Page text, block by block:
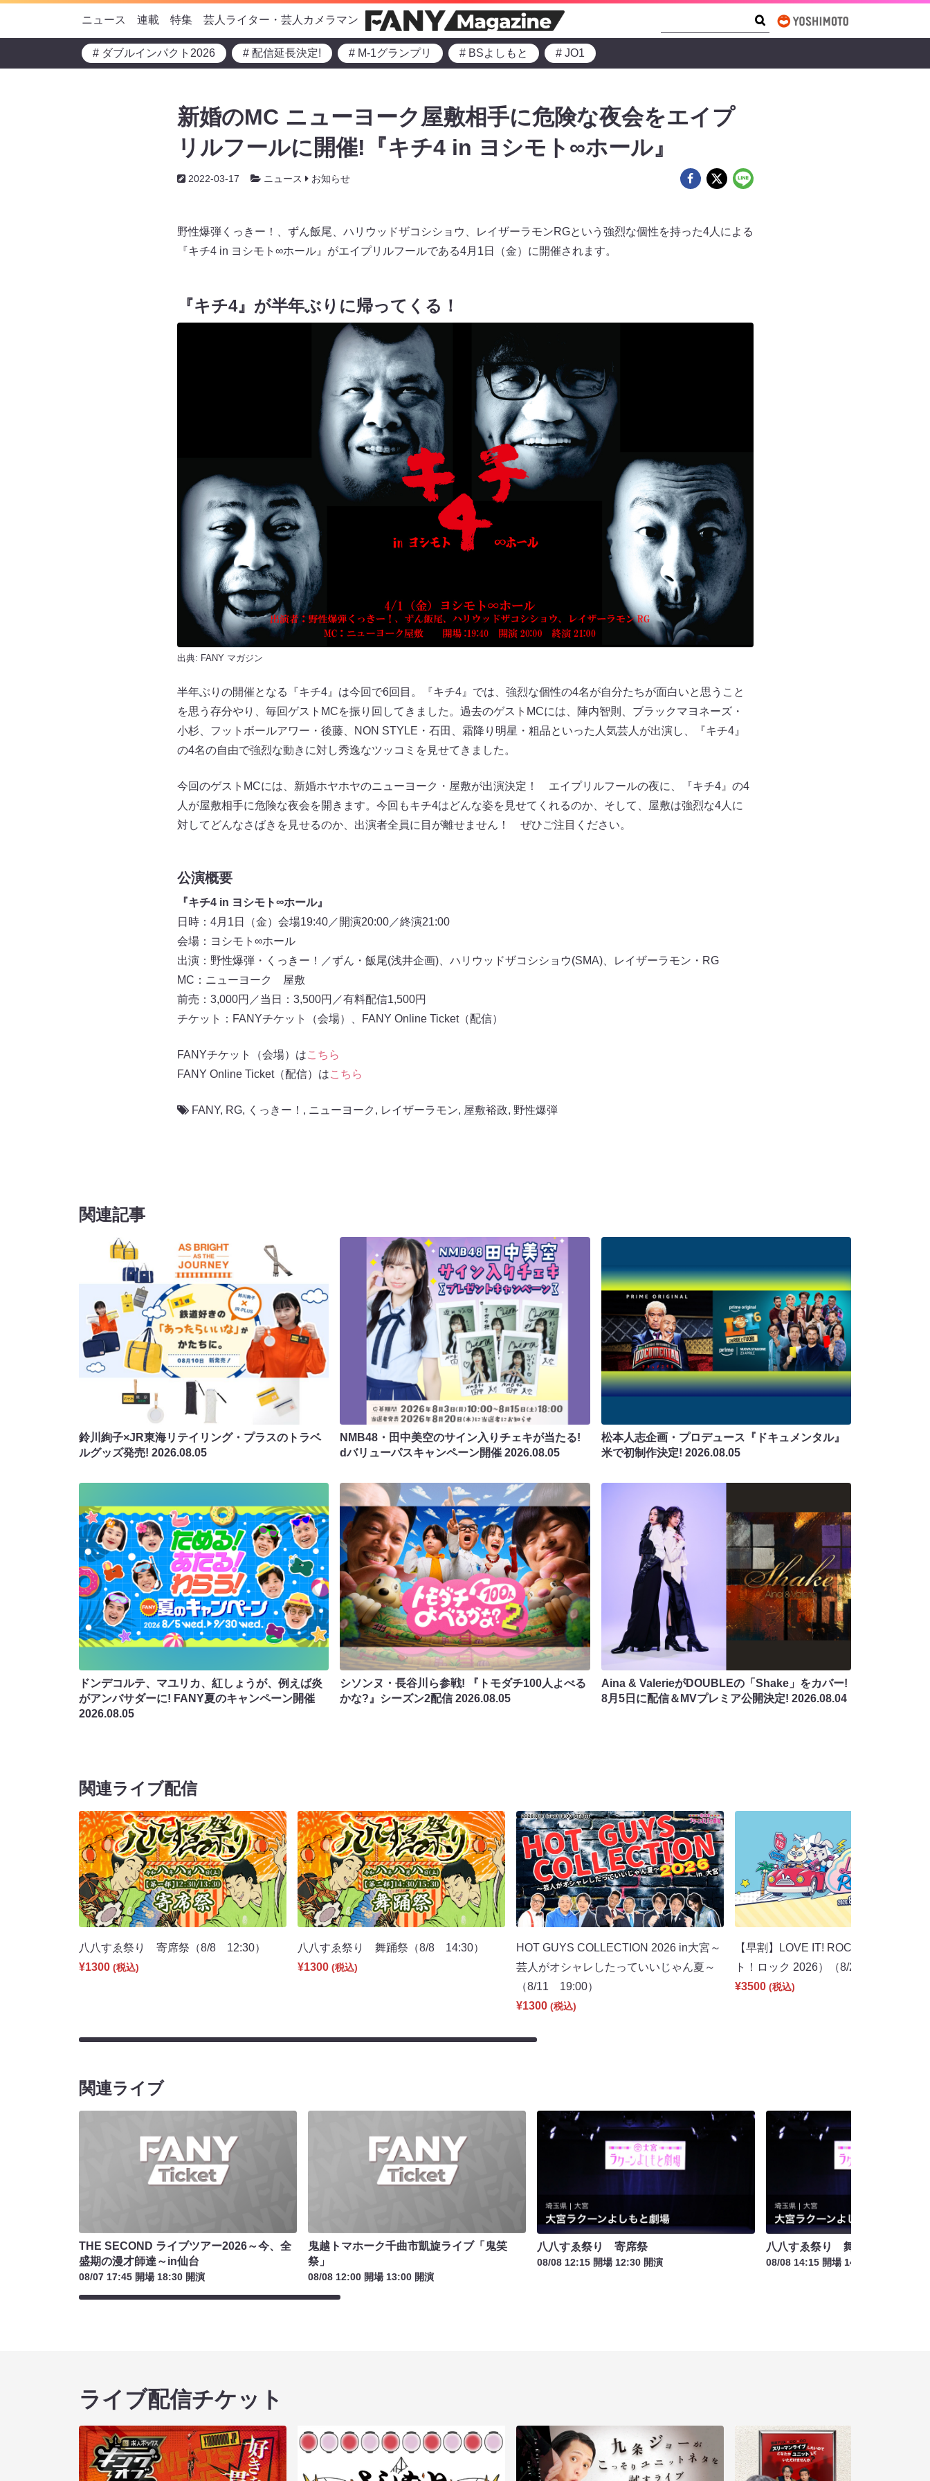
ニュース 連載 特集 芸人ライター・芸人カメラマン
# ダブルインパクト2026 # 配信延長決定! # M-1グランプリ # BSよしもと # JO1
新婚のMC ニューヨーク屋敷相手に危険な夜会をエイプ
リルフールに開催!『キチ4 in ヨシモト∞ホール』
2022-03-17 ニュース お知らせ
野性爆弾くっきー！、ずん飯尾、ハリウッドザコシショウ、レイザーラモンRGという強烈な個性を持った4人による
『キチ4 in ヨシモト∞ホール』がエイプリルフールである4月1日（金）に開催されます。
『キチ4』が半年ぶりに帰ってくる！
出典: FANY マガジン
半年ぶりの開催となる『キチ4』は今回で6回目。『キチ4』では、強烈な個性の4名が自分たちが面白いと思うこと
を思う存分やり、毎回ゲストMCを振り回してきました。過去のゲストMCには、陣内智則、ブラックマヨネーズ・
小杉、フットボールアワー・後藤、NON STYLE・石田、霜降り明星・粗品といった人気芸人が出演し、『キチ4』
の4名の自由で強烈な動きに対し秀逸なツッコミを見せてきました。
今回のゲストMCには、新婚ホヤホヤのニューヨーク・屋敷が出演決定！ エイプリルフールの夜に、『キチ4』の4
人が屋敷相手に危険な夜会を開きます。今回もキチ4はどんな姿を見せてくれるのか、そして、屋敷は強烈な4人に
対してどんなさばきを見せるのか、出演者全員に目が離せません！ ぜひご注目ください。
公演概要
『キチ4 in ヨシモト∞ホール』
日時：4月1日（金）会場19:40／開演20:00／終演21:00
会場：ヨシモト∞ホール
出演：野性爆弾・くっきー！／ずん・飯尾(浅井企画)、ハリウッドザコシショウ(SMA)、レイザーラモン・RG
MC：ニューヨーク 屋敷
前売：3,000円／当日：3,500円／有料配信1,500円
チケット：FANYチケット（会場）、FANY Online Ticket（配信）
FANYチケット（会場）はこちら
FANY Online Ticket（配信）はこちら
FANY, RG, くっきー！ , ニューヨーク , レイザーラモン, 屋敷裕政, 野性爆弾
関連記事
鈴川絢子×JR東海リテイリング・プラスのトラベ
ルグッズ発売! 2026.08.05
NMB48・田中美空のサイン入りチェキが当たる!
dバリューパスキャンペーン開催2026.08.05
松本人志企画・プロデュース『ドキュメンタル』
米で初制作決定! 2026.08.05
ドンデコルテ、マユリカ、紅しょうが、例えば炎
がアンバサダーに! FANY夏のキャンペーン開催
2026.08.05
シソンヌ・長谷川ら参戦! 『トモダチ100人よべる
かな?』シーズン2配信2026.08.05
Aina & ValerieがDOUBLEの「Shake」をカバー!
8月5日に配信＆MVプレミア公開決定! 2026.08.04
関連ライブ配信
八八すゑ祭り 寄席祭（8/8 12:30）
¥1300 (税込)
八八すゑ祭り 舞踊祭（8/8 14:30）
¥1300 (税込)
HOT GUYS COLLECTION 2026 in大宮～
芸人がオシャレしたっていいじゃん夏～
（8/11 19:00）
¥1300 (税込)
【早割】LOVE IT! ROCK 2026（ラヴ
ト！ロック 2026）（8/22 18:00）
¥3500 (税込)
関連ライブ
THE SECOND ライブツアー2026～今、全
盛期の漫才師達～in仙台
08/07 17:45 開場 18:30 開演
鬼越トマホーク千曲市凱旋ライブ「鬼笑
祭」
08/08 12:00 開場 13:00 開演
八八すゑ祭り 寄席祭
08/08 12:15 開場 12:30 開演
八八すゑ祭り 舞踊祭
08/08 14:15 開場 14:30 開演
ライブ配信チケット